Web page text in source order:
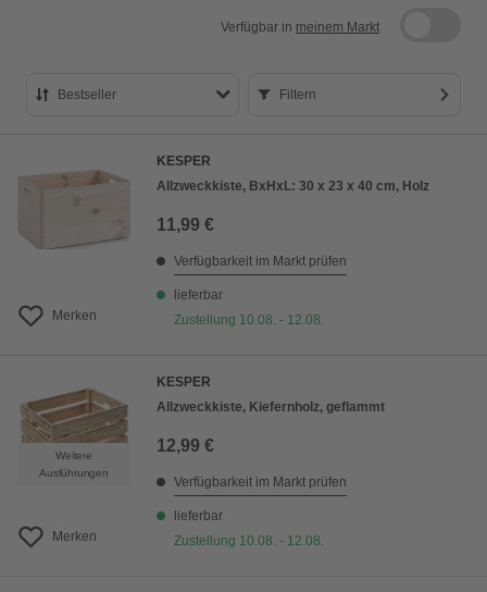
Verfügbar in meinem Markt
Bestseller
Preis aufsteigend
Preis absteigend
Filtern
Merken
KESPER
Allzweckkiste, BxHxL: 30 x 23 x 40 cm, Holz
11,99 €
Verfügbarkeit im Markt prüfen
lieferbar
Zustellung 10.08. - 12.08.
Weitere
Ausführungen
Merken
KESPER
Allzweckkiste, Kiefernholz, geflammt
12,99 €
Verfügbarkeit im Markt prüfen
lieferbar
Zustellung 10.08. - 12.08.